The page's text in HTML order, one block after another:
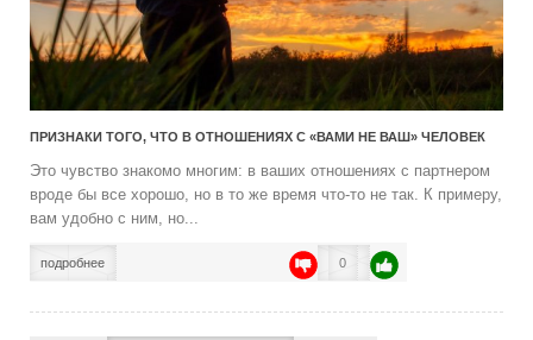
ПРИЗНАКИ ТОГО, ЧТО В ОТНОШЕНИЯХ С «ВАМИ НЕ ВАШ» ЧЕЛОВЕК
Это чувство знакомо многим: в ваших отношениях с партнером
вроде бы все хорошо, но в то же время что-то не так. К примеру,
вам удобно с ним, но...
подробнее 0